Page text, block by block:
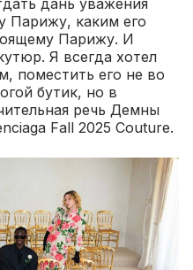
дань уважения
Парижу, каким его
Парижу. И
Я всегда хотел
поместить его не во
бутик, но в
речь Демны
Fall 2025 Couture.